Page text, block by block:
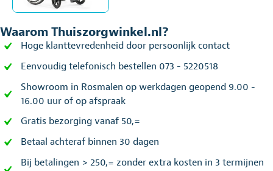
Waarom Thuiszorgwinkel.nl?
Hoge klanttevredenheid door persoonlijk contact
Eenvoudig telefonisch bestellen 073 - 5220518
Showroom in Rosmalen op werkdagen geopend 9.00 -
16.00 uur of op afspraak
Gratis bezorging vanaf 50,=
Betaal achteraf binnen 30 dagen
Bij betalingen > 250,= zonder extra kosten in 3 termijnen